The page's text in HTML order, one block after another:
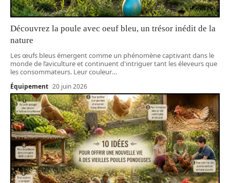
Découvrez la poule avec oeuf bleu, un trésor inédit de la
nature
Les œufs bleus émergent comme un phénomène captivant dans le
monde de l’aviculture et continuent d'intriguer tant les éleveurs que
les consommateurs. Leur couleur…
Équipement 20 juin 2026